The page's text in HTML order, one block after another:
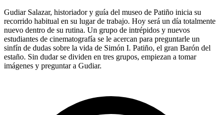
Gudiar Salazar, historiador y guía del museo de Patiño inicia su
recorrido habitual en su lugar de trabajo. Hoy será un día totalmente
nuevo dentro de su rutina. Un grupo de intrépidos y nuevos
estudiantes de cinematografía se le acercan para preguntarle un
sinfín de dudas sobre la vida de Simón I. Patiño, el gran Barón del
estaño. Sin dudar se dividen en tres grupos, empiezan a tomar
imágenes y preguntar a Gudiar.